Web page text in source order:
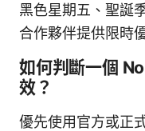
黑色星期五、聖誕
合作夥伴提供限時
如何判斷一個
效？
優先使用官方或正